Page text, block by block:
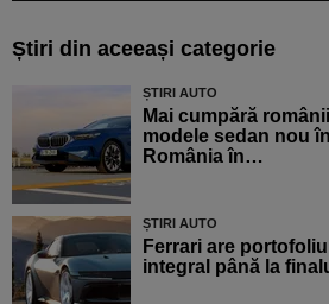
Știri din aceeași categorie
ȘTIRI AUTO
Mai cumpără
modele sedan nou
România în…
ȘTIRI AUTO
Ferrari are
integral până la